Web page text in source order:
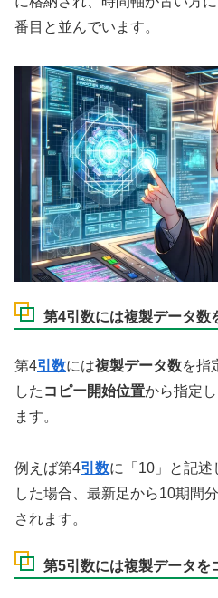
番目と並んでいます。
第4引数には複製データ数
第4引数には複製データ数を指
した コピー開始位置から指定
ます。
例えば第4引数に「10」と記述
した場合、最新足から10期間
されます。
第5引数には複製データを